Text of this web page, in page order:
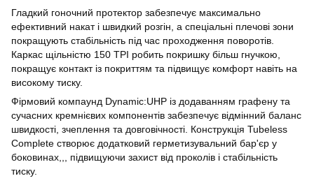
Гладкий гоночний протектор забезпечує максимально
ефективний накат і швидкий розгін, а спеціальні плечові зони
покращують стабільність під час проходження поворотів.
Каркас щільністю 150 TPI робить покришку більш гнучкою,
покращує контакт із покриттям та підвищує комфорт навіть на
високому тиску.
Фірмовий компаунд Dynamic:UHP із додаванням графену та
сучасних кремнієвих компонентів забезпечує відмінний баланс
швидкості, зчеплення та довговічності. Конструкція Tubeless
Complete створює додатковий герметизувальний бар'єр у
боковинах,,, підвищуючи захист від проколів і стабільність
тиску.